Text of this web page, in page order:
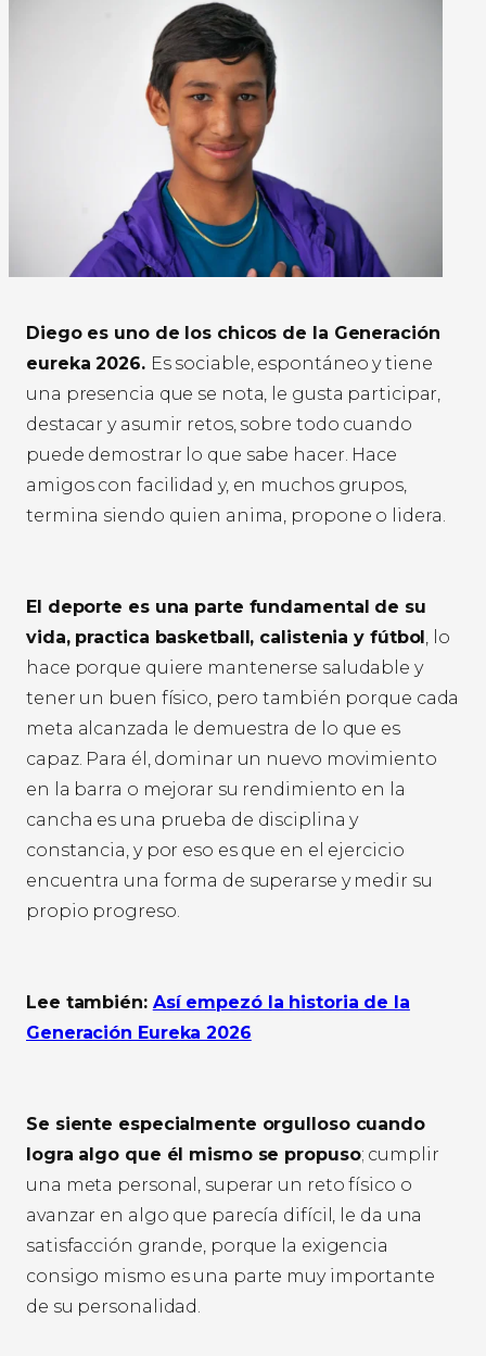
Diego es uno de los chicos de la Generación
eureka 2026. Es sociable, espontáneo y tiene
una presencia que se nota, le gusta participar,
destacar y asumir retos, sobre todo cuando
puede demostrar lo que sabe hacer. Hace
amigos con facilidad y, en muchos grupos,
termina siendo quien anima, propone o lidera.
El deporte es una parte fundamental de su
vida, practica basketball, calistenia y fútbol , lo
hace porque quiere mantenerse saludable y
tener un buen físico, pero también porque cada
meta alcanzada le demuestra de lo que es
capaz. Para él, dominar un nuevo movimiento
en la barra o mejorar su rendimiento en la
cancha es una prueba de disciplina y
constancia, y por eso es que en el ejercicio
encuentra una forma de superarse y medir su
propio progreso.
Lee también: Así empezó la historia de la
Generación Eureka 2026
Se siente especialmente orgulloso cuando
logra algo que él mismo se propuso; cumplir
una meta personal, superar un reto físico o
avanzar en algo que parecía difícil, le da una
satisfacción grande, porque la exigencia
consigo mismo es una parte muy importante
de su personalidad.